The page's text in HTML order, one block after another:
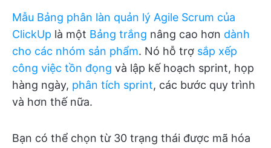
Mẫu Bảng phân làn quản lý Agile Scrum của
ClickUp là một Bảng trắng nâng cao hơn dành
cho các nhóm sản phẩm. Nó hỗ trợ sắp xếp
công việc tồn đọng và lập kế hoạch sprint, họp
hàng ngày, phân tích sprint, các bước quy trình
và hơn thế nữa.
Bạn có thể chọn từ 30 trạng thái được mã hóa